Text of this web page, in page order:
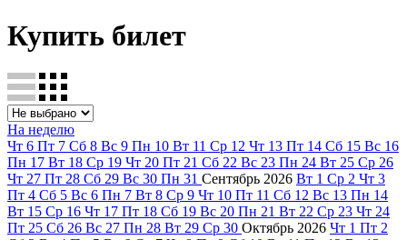
Купить билет
На неделю
Чт 6 Пт 7 Сб 8 Вс 9 Пн 10 Вт 11 Ср 12 Чт 13 Пт 14 Сб 15 Вс 16
Пн 17 Вт 18 Ср 19 Чт 20 Пт 21 Сб 22 Вс 23 Пн 24 Вт 25 Ср 26
Чт 27 Пт 28 Сб 29 Вс 30 Пн 31 Сентябрь 2026 Вт 1 Ср 2 Чт 3
Пт 4 Сб 5 Вс 6 Пн 7 Вт 8 Ср 9 Чт 10 Пт 11 Сб 12 Вс 13 Пн 14
Вт 15 Ср 16 Чт 17 Пт 18 Сб 19 Вс 20 Пн 21 Вт 22 Ср 23 Чт 24
Пт 25 Сб 26 Вс 27 Пн 28 Вт 29 Ср 30 Октябрь 2026 Чт 1 Пт 2